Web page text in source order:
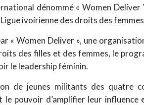
dénommé « Women Deliver
ivoirienne des droits des
« Women Deliver », une
des filles et des femmes, le
le leadership féminin.
de jeunes militants des quatre
le pouvoir d’amplifier leur